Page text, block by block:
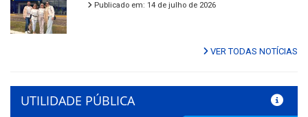
Publicado em: 14 de julho de 2026
VER TODAS NOTÍCIAS
UTILIDADE PÚBLICA